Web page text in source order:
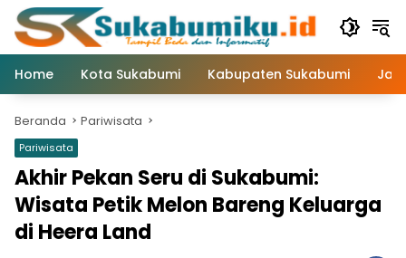
Langsung
konten
Home
Kota Sukabumi Kabupaten Sukabumi
Beranda Pariwisata
Pariwisata
Akhir Pekan Seru di Sukabumi:
Wisata Petik Melon Bareng Keluarga
di Heera Land